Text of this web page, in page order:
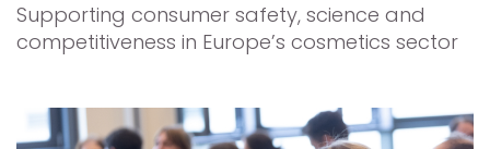
Supporting consumer safety, science and
competitiveness in Europe’s cosmetics sector